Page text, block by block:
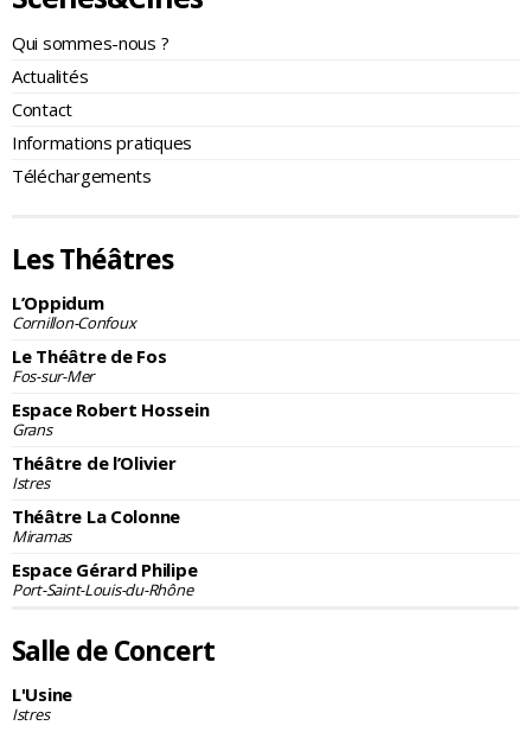
Qui sommes-nous ?
Actualités
Contact
Informations pratiques
Téléchargements
Les Théâtres
L’Oppidum
Cornillon-Confoux
Le Théâtre de Fos
Fos-sur-Mer
Espace Robert Hossein
Grans
Théâtre de l’Olivier
Istres
Théâtre La Colonne
Miramas
Espace Gérard Philipe
Port-Saint-Louis-du-Rhône
Salle de Concert
L'Usine
Istres